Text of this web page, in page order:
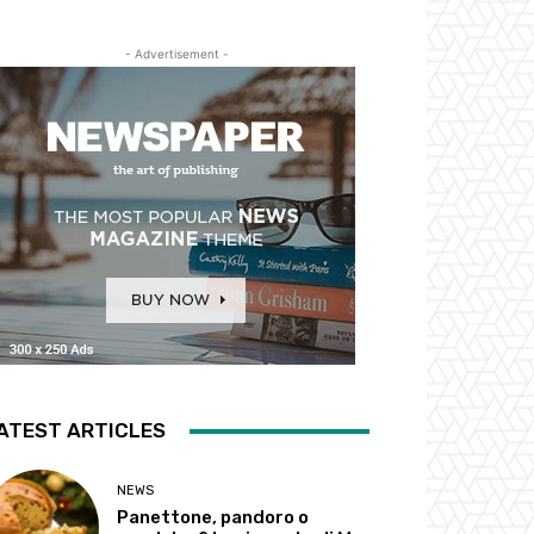
- Advertisement -
ARTICLES
NEWS
Panettone, pandoro o